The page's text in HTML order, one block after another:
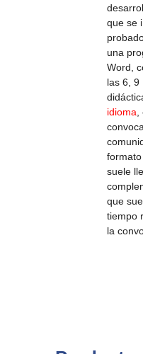
que se
una
Word,
las 6, 9
idioma
suele
que
tiempo
la